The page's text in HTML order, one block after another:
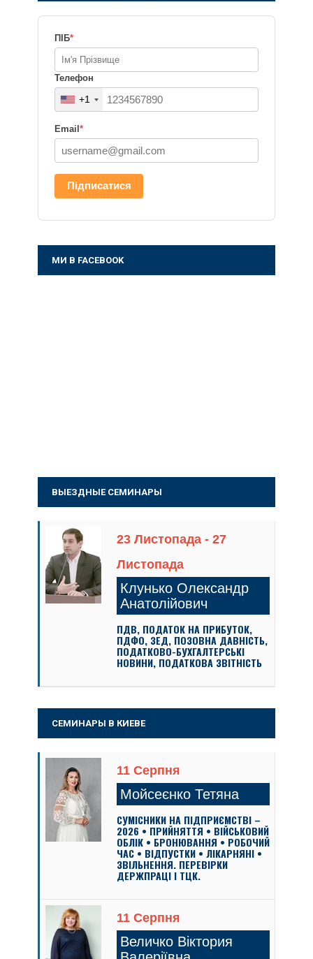
ПІБ*
Телефон
+1
Email *
Підписатися
МИ В FACEBOOK
ВЫЕЗДНЫЕ СЕМИНАРЫ
23 Листопада - 27
Листопада
Клунько Олександр
Анатолійович
ПДВ, ПОДАТОК НА ПРИБУТОК,
ПДФО, ЗЕД, ПОЗОВНА ДАВНІСТЬ,
ПОДАТКОВО-БУХГАЛТЕРСЬКІ
НОВИНИ, ПОДАТКОВА ЗВІТНІСТЬ
СЕМИНАРЫ В КИЕВЕ
11 Серпня
Мойсеєнко Тетяна
СУМІСНИКИ НА ПІДПРИЄМСТВІ –
2026 • ПРИЙНЯТТЯ • ВІЙСЬКОВИЙ
ОБЛІК • БРОНЮВАННЯ • РОБОЧИЙ
ЧАС • ВІДПУСТКИ • ЛІКАРНЯНІ •
ЗВІЛЬНЕННЯ. ПЕРЕВІРКИ
ДЕРЖПРАЦІ І ТЦК.
11 Серпня
Величко Віктория